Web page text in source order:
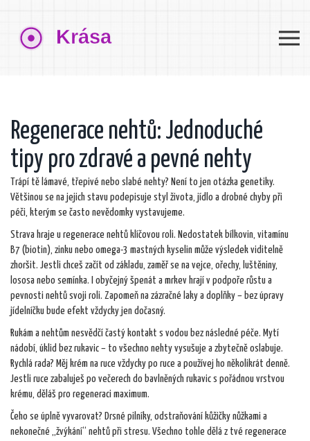
Regenerace nehtů: Jednoduché
tipy pro zdravé a pevné nehty
Trápí tě lámavé, třepivé nebo slabé nehty? Není to jen otázka genetiky.
Většinou se na jejich stavu podepisuje styl života, jídlo a drobné chyby při
péči, kterým se často nevědomky vystavujeme.
Strava hraje u regenerace nehtů klíčovou roli. Nedostatek bílkovin, vitamínu
B7 (biotin), zinku nebo omega-3 mastných kyselin může výsledek viditelně
zhoršit. Jestli chceš začít od základu, zaměř se na vejce, ořechy, luštěniny,
lososa nebo semínka. I obyčejný špenát a mrkev hrají v podpoře růstu a
pevnosti nehtů svoji roli. Zapomeň na zázračné laky a doplňky – bez úpravy
jídelníčku bude efekt vždycky jen dočasný.
Rukám a nehtům nesvědčí častý kontakt s vodou bez následné péče. Mytí
nádobí, úklid bez rukavic – to všechno nehty vysušuje a zbytečně oslabuje.
Rychlá rada? Měj krém na ruce vždycky po ruce a používej ho několikrát denně.
Jestli ruce zabaluješ po večerech do bavlněných rukavic s pořádnou vrstvou
krému, děláš pro regeneraci maximum.
Čeho se úplně vyvarovat? Drsné pilníky, odstraňování kůžičky nůžkami a
nekonečné „žvýkání“ nehtů při stresu. Všechno tohle dělá z tvé regenerace